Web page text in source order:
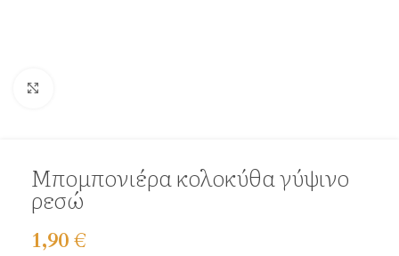
Μπομπονιέρα κολοκύθα γύψινο
ρεσώ
1,90€